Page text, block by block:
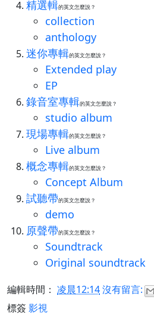
精選輯的英文怎麼說？
collection
anthology
迷你專輯的英文怎麼說？
Extended play
EP
錄音室專輯的英文怎麼說？
studio album
現場專輯的英文怎麼說？
Live album
概念專輯的英文怎麼說？
Concept Album
試聽帶的英文怎麼說？
demo
原聲帶的英文怎麼說？
Soundtrack
Original soundtrack
編輯時間： 凌晨12:14沒有留言:
標簽 影視